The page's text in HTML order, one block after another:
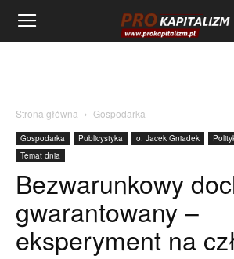
Strona główna Gospodarka
Gospodarka Publicystyka o. Jacek Gniadek
Temat dnia
Bezwarunkowy
gwarantowany –
eksperyment na